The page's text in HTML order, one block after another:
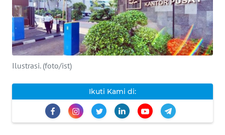
Ilustrasi. (foto/ist)
Ikuti Kami di:
KONTAK
KAMI
INFO
KAMI
PEDOMAN